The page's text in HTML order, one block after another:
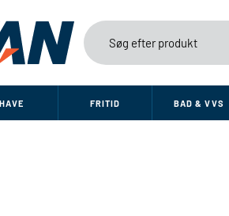
HAVE FRITID BAD & VVS